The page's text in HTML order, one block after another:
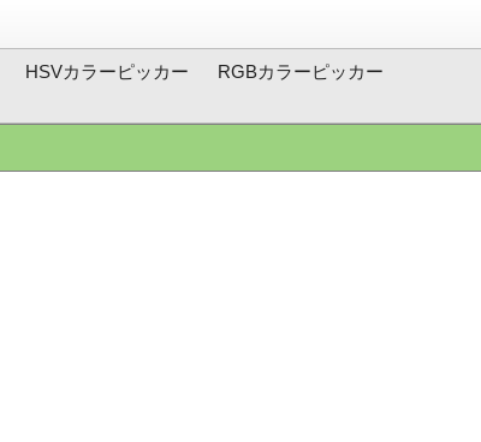
HSVカラーピッカー
RGBカラーピッカー